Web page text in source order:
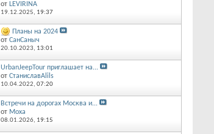
от LEVIRINA
19.12.2025, 19:37
Планы на 2024
от СанСаныч
20.10.2023, 13:01
UrbanJeepTour приглашает на...
от СтаниславAlils
10.04.2022, 07:20
Встречи на дорогах Москва и...
от Moxa
08.01.2026, 19:15